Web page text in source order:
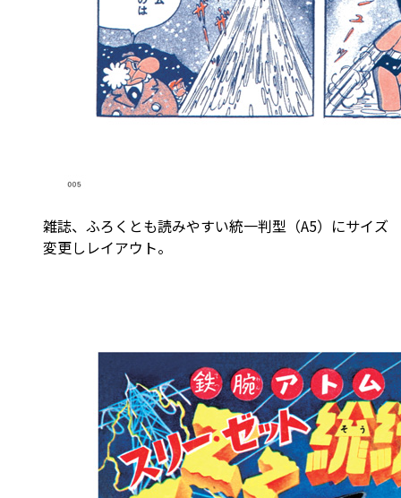
雑誌、ふろくとも読みやすい統一判型（A5）にサイズ
変更しレイアウト。